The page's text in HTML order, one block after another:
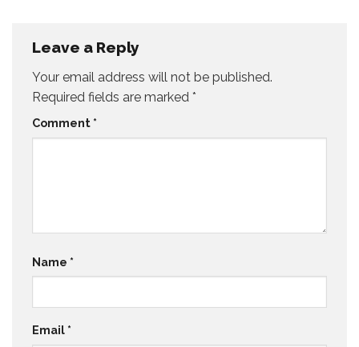
Leave a Reply
Your email address will not be published.
Required fields are marked *
Comment *
Name *
Email *